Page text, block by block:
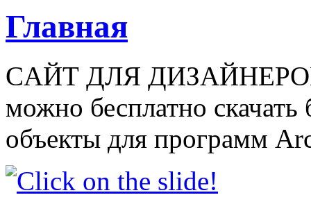
Главная
CАЙТ ДЛЯ
можно бесплатно
объекты для программ